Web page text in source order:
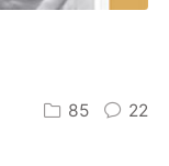
85 22